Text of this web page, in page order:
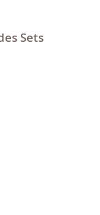
Sets